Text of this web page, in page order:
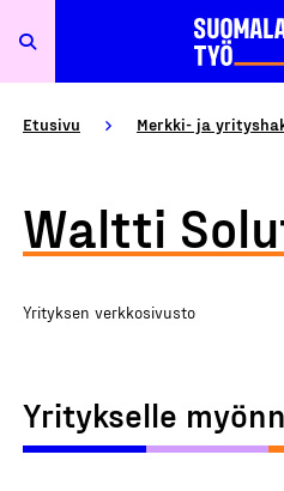
Etusivu Merkki- ja
Waltti
Yrityksen verkkosivusto
Yritykselle